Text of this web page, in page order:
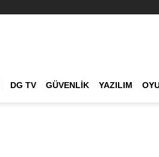
DG TV GÜVENLIK YAZILIM